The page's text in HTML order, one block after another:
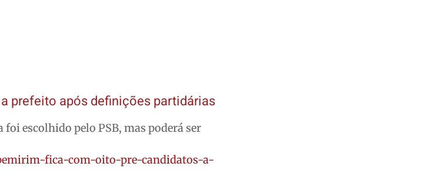
prefeito após definições partidárias
escolhido pelo PSB, mas poderá ser
fica-com-oito-pre-candidatos-a-